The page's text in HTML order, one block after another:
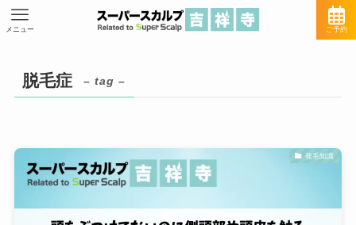
ご予約
メニュー
脱毛症 – tag –
発毛知識